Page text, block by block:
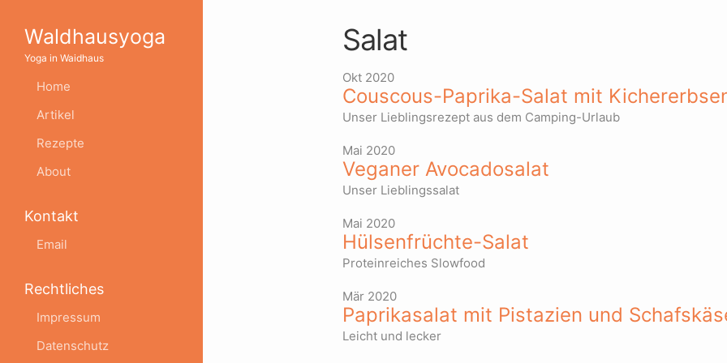
Salat
Okt 2020
Couscous-Paprika-Salat mit
Unser Lieblingsrezept aus dem Camping-Urlaub
Mai 2020
Veganer Avocadosalat
Unser Lieblingssalat
Mai 2020
Hülsenfrüchte-Salat
Proteinreiches Slowfood
Mär 2020
Paprikasalat mit Pistazien und
Leicht und lecker
Waldhausyoga
Yoga in Waidhaus
Home
Artikel
Rezepte
About
Kontakt
Email
Rechtliches
Impressum
Datenschutz